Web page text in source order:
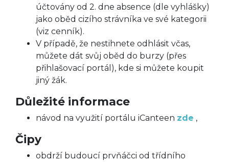
účtovány od 2. dne absence (dle vyhlášky)
jako oběd cizího strávníka ve své kategorii
(viz cenník).
V případě, že nestihnete odhlásit včas,
můžete dát svůj oběd do burzy (přes
přihlašovací portál), kde si můžete koupit
jiný žák.
Důležité informace
návod na využití portálu iCanteen zde ,
Čipy
obdrží budoucí prvňáčci od třídního